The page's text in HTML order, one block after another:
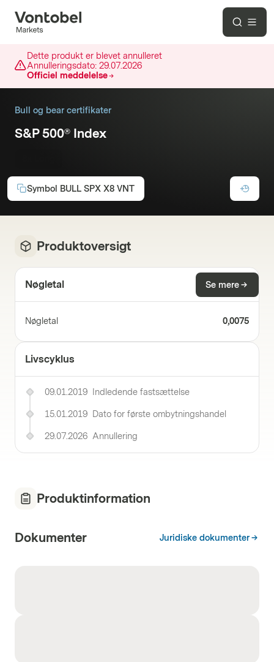
Dette produkt er blevet annulleret
Annulleringsdato: 29.07.2026
Officiel meddelelse
Bull og bear certifikater
S&P 500® Index
Symbol BULL SPX X8 VNT
Produktoversigt
Nøgletal Se mere
Nøgletal 0,0075
Livscyklus
09.01.2019 Indledende fastsættelse
15.01.2019 Dato for første ombytningshandel
29.07.2026 Annullering
Produktinformation
Dokumenter Juridiske dokumenter